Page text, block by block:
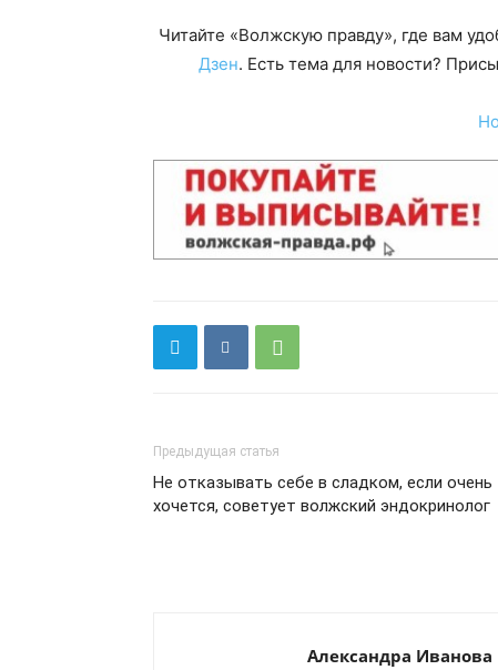
Читайте «Волжскую правду», где вам
Дзен. Есть тема для новости?
Предыдущая статья
Не отказывать себе в сладком, если очень
хочется, советует волжский эндокринолог
Александра Иванова